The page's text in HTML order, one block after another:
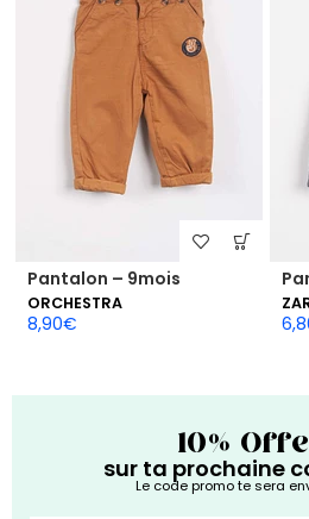
Pantalon – 9mois
ORCHESTRA
8,90€
10%
sur ta prochaine
Le code promo te sera